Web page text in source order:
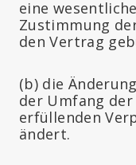
eine
Zustimmung
den Vertrag
(b) die
der Umfang
erfüllenden
ändert.